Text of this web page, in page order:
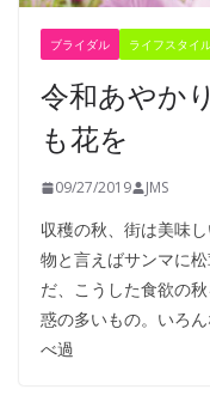
ブライダル ライフスタイ
令和あやか
も花を
09/27/2019 JMS
収穫の秋、街は美味
物と言えばサンマに
だ、こうした食欲の
惑の多いもの。いろ
べ過